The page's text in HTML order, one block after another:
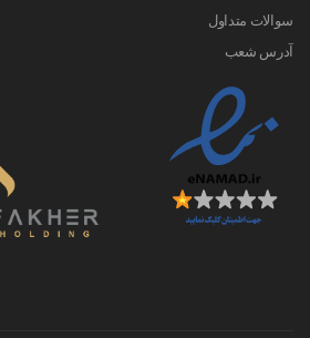
سوالات متداول
آدرس شعب